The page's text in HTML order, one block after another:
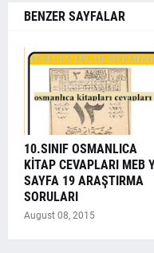
BENZER SAYFALAR
10.SINIF OSMANLICA
KİTAP CEVAPLARI MEB
SAYFA 19 ARAŞTIRMA
SORULARI
August 08, 2015